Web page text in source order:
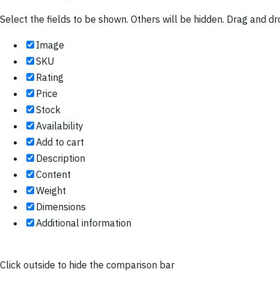
Select the fields to be shown. Others will be hidden. Drag and
Image
SKU
Rating
Price
Stock
Availability
Add to cart
Description
Content
Weight
Dimensions
Additional information
Click outside to hide the comparison bar